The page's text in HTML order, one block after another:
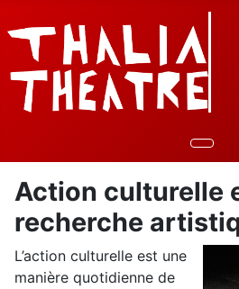
Action culturelle
recherche
L’action culturelle est une
manière quotidienne de